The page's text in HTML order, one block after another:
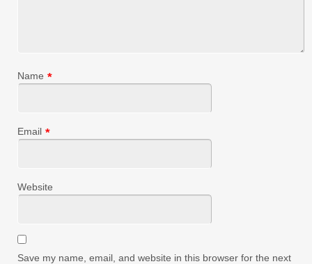
Name *
Email *
Website
Save my name, email, and website in this browser for the next